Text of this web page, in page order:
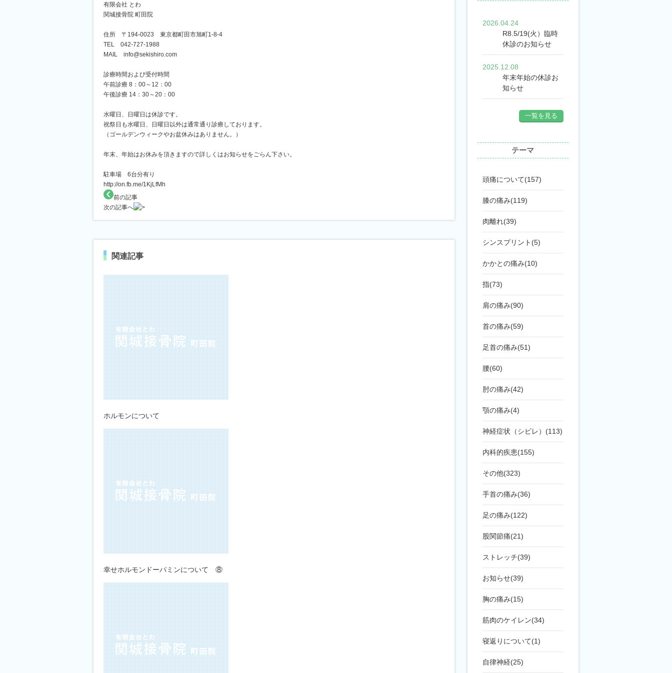
有限会社 とわ
関城接骨院 町田院
住所 〒194-0023 東京都町田市旭町1-8-4
TEL 042-727-1988
MAIL info@sekishiro.com
診療時間および受付時間
午前診療 8：00～12：00
午後診療 14：30～20：00
水曜日、日曜日は休診です。
祝祭日も水曜日、日曜日以外は通常通り診療しております。
（ゴールデンウィークやお盆休みはありません。）
年末、年始はお休みを頂きますので詳しくはお知らせをごらん下さい。
駐車場 6台分有り
http://on.fb.me/1KjLfMh
前の記事
次の記事へ
関連記事
ホルモンについて
幸せホルモンドーパミンについて ⑧
2026.04.24
R8.5/19(火）臨時
休診のお知らせ
2025.12.08
年末年始の休診お
知らせ
一覧を見る
テーマ
頭痛について(157)
膝の痛み(119)
肉離れ(39)
シンスプリント(5)
かかとの痛み(10)
指(73)
肩の痛み(90)
首の痛み(59)
足首の痛み(51)
腰(60)
肘の痛み(42)
顎の痛み(4)
神経症状（シビレ）(113)
内科的疾患(155)
その他(323)
手首の痛み(36)
足の痛み(122)
股関節痛(21)
ストレッチ(39)
お知らせ(39)
胸の痛み(15)
筋肉のケイレン(34)
寝返りについて(1)
自律神経(25)